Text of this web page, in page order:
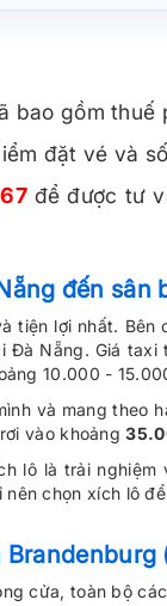
bao gồm thuế
đặt vé và
để được tư
đến sân
tiện lợi nhất.
Đà Nẵng. Giá
10.000 -
và mang theo
vào khoảng
lô là trải nghiệm
nên chọn xích lô
cửa, toàn bộ